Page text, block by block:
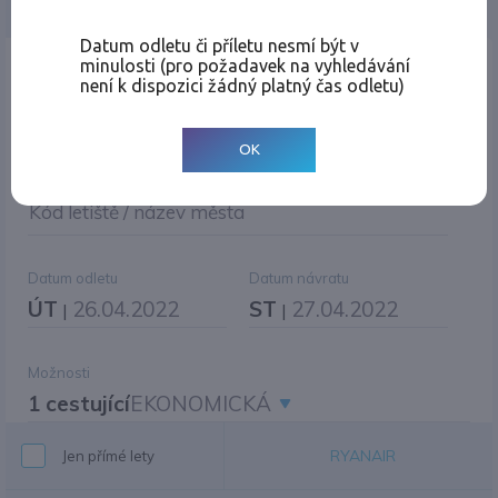
Místo odletu
Kód letiště / název města
Datum odletu
ÚT | 26.04.2022
Datum návratu
ST | 27.04.2022
Možnosti
1 cestujícíEKONOMICKÁ
Jen přímé lety RYANAIR
Datum odletu či příletu nesmí být v
minulosti (pro požadavek na vyhledávání
není k dispozici žádný platný čas odletu)
OK